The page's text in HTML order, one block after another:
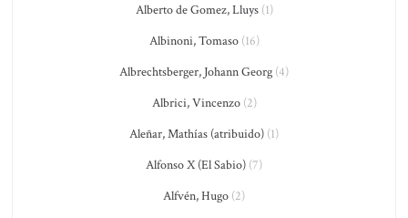
Alberto de Gomez, Lluys(1)
Albinoni, Tomaso(16)
Albrechtsberger, Johann Georg (4)
Albrici, Vincenzo(2)
Aleñar, Mathías (atribuido) (1)
Alfonso X (El Sabio) (7)
Alfvén, Hugo (2)